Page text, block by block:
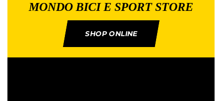
MONDO BICI E SPORT STORE
SHOP ONLINE